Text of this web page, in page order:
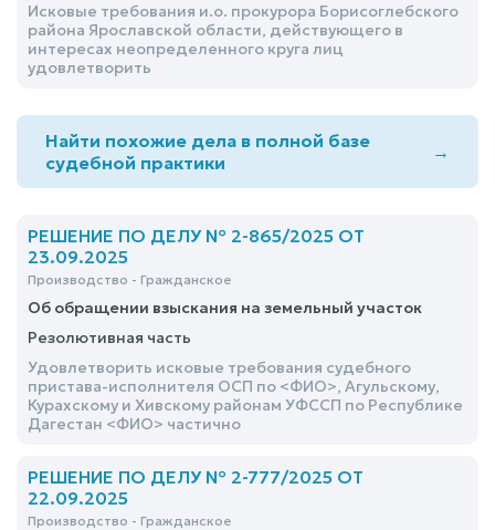
Исковые требования и.о. прокурора Борисоглебского
района Ярославской области, действующего в
интересах неопределенного круга лиц
удовлетворить
Найти похожие дела в полной базе
судебной практики
→
РЕШЕНИЕ ПО ДЕЛУ № 2-865/2025 ОТ
23.09.2025
Производство - Гражданское
Об обращении взыскания на земельный участок
Резолютивная часть
Удовлетворить исковые требования судебного
пристава-исполнителя ОСП по <ФИО>, Агульскому,
Курахскому и Хивскому районам УФССП по Республике
Дагестан <ФИО> частично
РЕШЕНИЕ ПО ДЕЛУ № 2-777/2025 ОТ
22.09.2025
Производство - Гражданское